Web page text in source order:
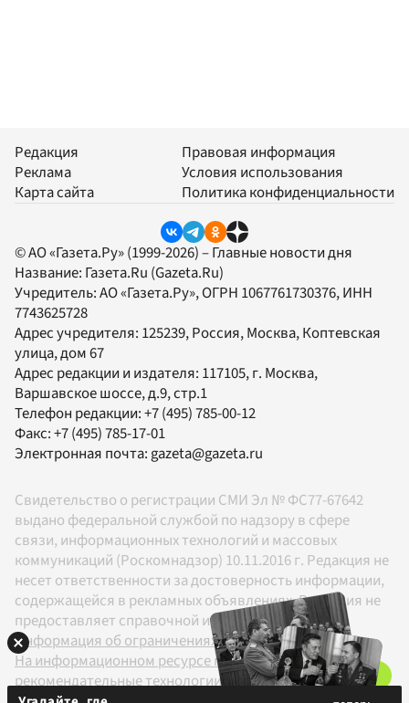
Редакция
Реклама
Карта сайта
Правовая информация
Условия использования
Политика конфиденциальности
© АО «Газета.Ру» (1999-2026) – Главные новости дня
Название: Газета.Ru (Gazeta.Ru)
Учредитель:АО «Газета.Ру», ОГРН 1067761730376, ИНН
7743625728
Адрес учредителя: 125239, Россия, Москва, Коптевская
улица, дом 67
Адрес редакции и издателя: 117105, г. Москва,
Варшавское шоссе, д.9, стр.1
Телефон редакции:+7 (495) 785-00-12
Факс:+7 (495) 785-17-01
Электронная почта:gazeta@gazeta.ru
Свидетельство о регистрации СМИ Эл № ФС77-67642
выдано федеральной службой по надзору в сфере
связи, информационных технологий и массовых
коммуникаций (Роскомнадзор) 10.11.2016 г. Редакция не
несет ответственности за достоверность информации,
содержащейся в рекламных объявлениях. Редакция не
предоставляет справочной информации.
Информация об ограничениях
На информационном ресурсе применяются
рекомендательные технологии в соответствии с